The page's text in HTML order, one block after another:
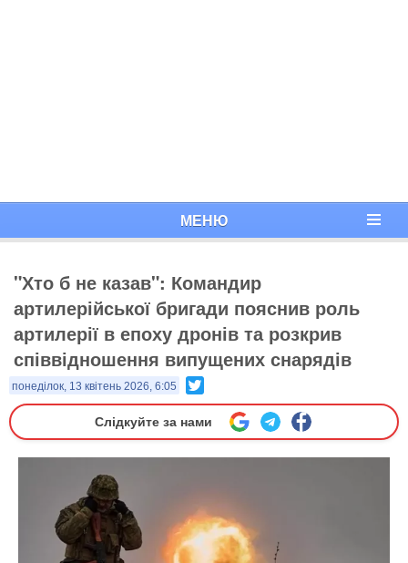
МЕНЮ
"Хто б не казав": Командир
артилерійської бригади пояснив роль
артилерії в епоху дронів та розкрив
співвідношення випущених снарядів
понеділок, 13 квітень 2026, 6:05
Слідкуйте за нами